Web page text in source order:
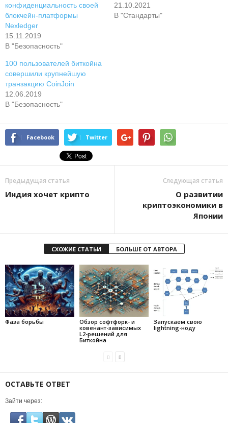
конфиденциальность своей
блокчейн-платформы
Nexledger
15.11.2019
В "Безопасность"
21.10.2021
В "Стандарты"
100 пользователей биткойна
совершили крупнейшую
транзакцию CoinJoin
12.06.2019
В "Безопасность"
Facebook Twitter
Предыдущая статья
Индия хочет крипто
Следующая статья
О развитии
криптоэкономики в
Японии
СХОЖИЕ СТАТЬИ БОЛЬШЕ ОТ АВТОРА
Фаза борьбы
Обзор софтфорк- и
ковенант-зависимых
L2-решений для
Биткойна
Запускаем свою
lightning-ноду
ОСТАВЬТЕ ОТВЕТ
Зайти через: